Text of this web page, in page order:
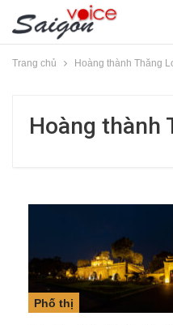
Trang chủ Hoàng thành Thăng
Hoàng thành
Phố thị